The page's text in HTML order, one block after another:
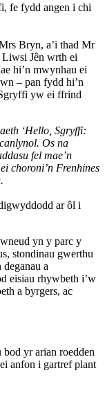
fe fydd angen i chi
Bryn, a’i thad Mr
Jên wrth ei
hi’n mwynhau ei
– pan fydd hi’n
yw ei ffrind
‘Hello, Sgryffi:
Os na
fel mae’n
choroni’n Frenhines
ar ôl i
yn y parc y
stondinau gwerthu
a
eisiau rhywbeth i’w
a byrgers, ac
yr arian roedden
anfon i gartref plant